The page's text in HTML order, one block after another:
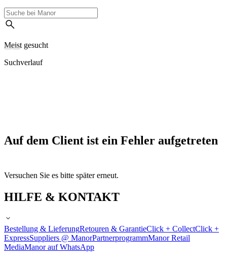
Meist gesucht
Suchverlauf
Auf dem Client ist ein Fehler aufgetreten
Versuchen Sie es bitte später erneut.
HILFE & KONTAKT
Bestellung & LieferungRetouren & GarantieClick + CollectClick +
ExpressSuppliers @ ManorPartnerprogrammManor Retail
MediaManor auf WhatsApp